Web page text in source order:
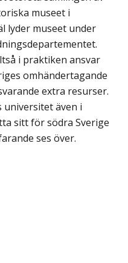
museet i
lyder museet under
i praktiken ansvar
omhändertagande
extra resurser.
universitet även i
sitt för södra Sverige
ses över.